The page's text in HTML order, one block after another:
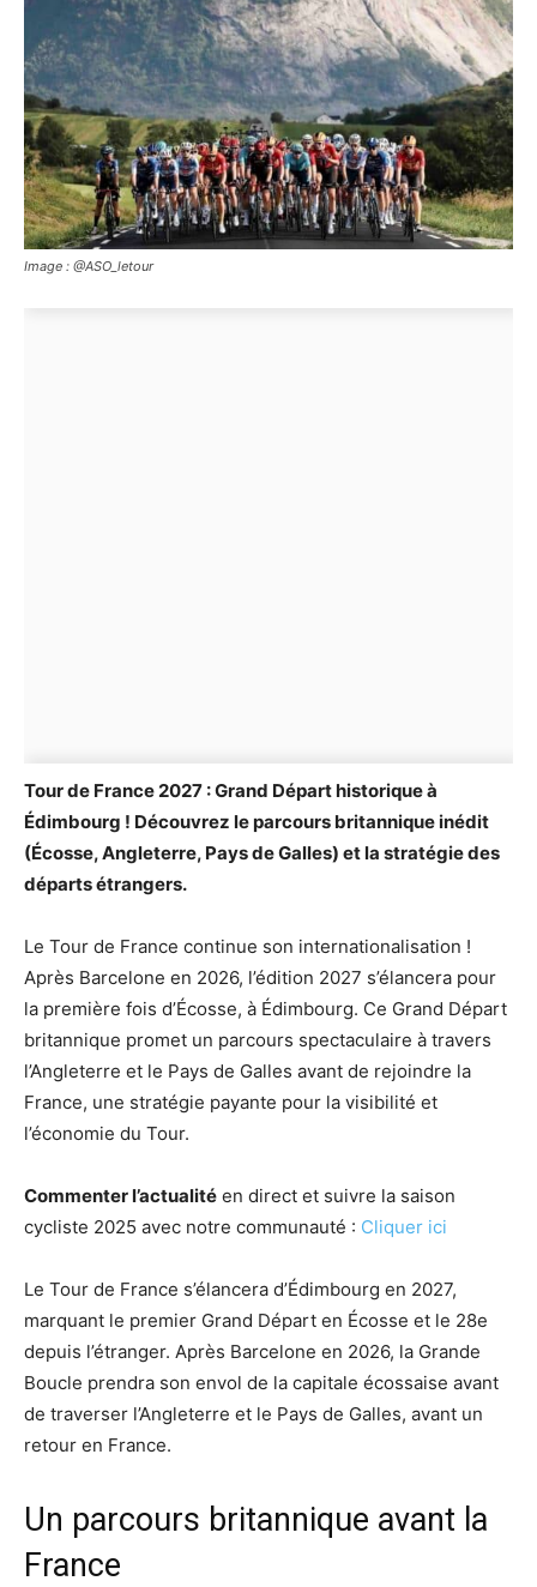
Image : @ASO_letour
Tour de France 2027 : Grand Départ historique à
Édimbourg ! Découvrez le parcours britannique inédit
(Écosse, Angleterre, Pays de Galles) et la stratégie des
départs étrangers.
Le Tour de France continue son internationalisation !
Après Barcelone en 2026, l’édition 2027 s’élancera pour
la première fois d’Écosse, à Édimbourg. Ce Grand Départ
britannique promet un parcours spectaculaire à travers
l’Angleterre et le Pays de Galles avant de rejoindre la
France, une stratégie payante pour la visibilité et
l’économie du Tour.
Commenter l’actualité en direct et suivre la saison
cycliste 2025 avec notre communauté : Cliquer ici
Le Tour de France s’élancera d’Édimbourg en 2027,
marquant le premier Grand Départ en Écosse et le 28e
depuis l’étranger. Après Barcelone en 2026, la Grande
Boucle prendra son envol de la capitale écossaise avant
de traverser l’Angleterre et le Pays de Galles, avant un
retour en France.
Un parcours britannique avant la
France